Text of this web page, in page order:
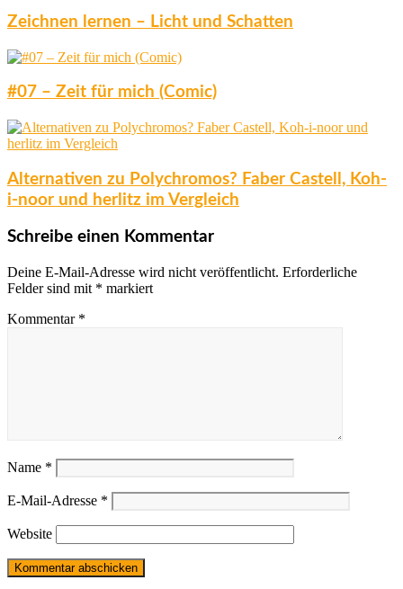
Zeichnen lernen – Licht und Schatten
#07 – Zeit für mich (Comic)
Alternativen zu Polychromos? Faber Castell, Koh-
i-noor und herlitz im Vergleich
Schreibe einen Kommentar
Deine E-Mail-Adresse wird nicht veröffentlicht. Erforderliche
Felder sind mit * markiert
Kommentar *
Name *
E-Mail-Adresse *
Website